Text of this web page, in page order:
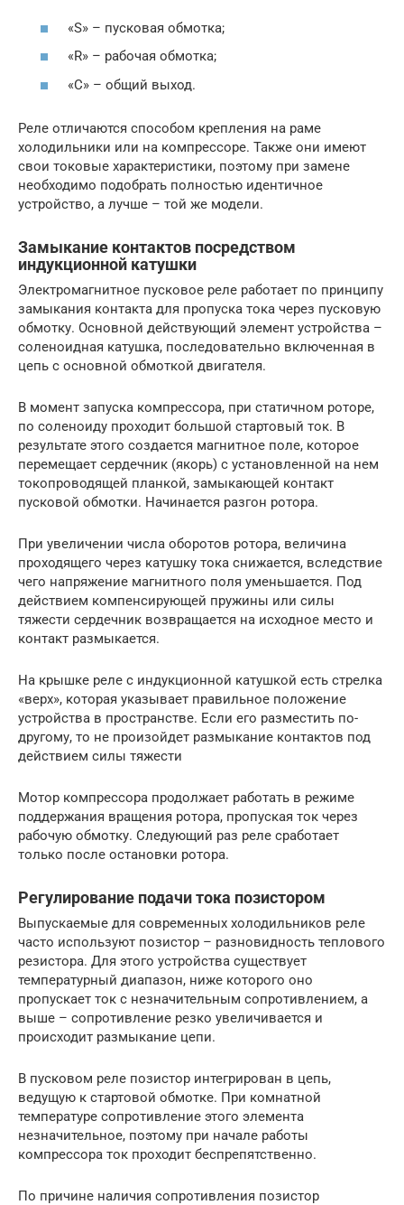
«S» – пусковая обмотка;
«R» – рабочая обмотка;
«C» – общий выход.
Реле отличаются способом крепления на раме
холодильники или на компрессоре. Также они имеют
свои токовые характеристики, поэтому при замене
необходимо подобрать полностью идентичное
устройство, а лучше – той же модели.
Замыкание контактов посредством
индукционной катушки
Электромагнитное пусковое реле работает по принципу
замыкания контакта для пропуска тока через пусковую
обмотку. Основной действующий элемент устройства –
соленоидная катушка, последовательно включенная в
цепь с основной обмоткой двигателя.
В момент запуска компрессора, при статичном роторе,
по соленоиду проходит большой стартовый ток. В
результате этого создается магнитное поле, которое
перемещает сердечник (якорь) с установленной на нем
токопроводящей планкой, замыкающей контакт
пусковой обмотки. Начинается разгон ротора.
При увеличении числа оборотов ротора, величина
проходящего через катушку тока снижается, вследствие
чего напряжение магнитного поля уменьшается. Под
действием компенсирующей пружины или силы
тяжести сердечник возвращается на исходное место и
контакт размыкается.
На крышке реле с индукционной катушкой есть стрелка
«верх», которая указывает правильное положение
устройства в пространстве. Если его разместить по-
другому, то не произойдет размыкание контактов под
действием силы тяжести
Мотор компрессора продолжает работать в режиме
поддержания вращения ротора, пропуская ток через
рабочую обмотку. Следующий раз реле сработает
только после остановки ротора.
Регулирование подачи тока позистором
Выпускаемые для современных холодильников реле
часто используют позистор – разновидность теплового
резистора. Для этого устройства существует
температурный диапазон, ниже которого оно
пропускает ток с незначительным сопротивлением, а
выше – сопротивление резко увеличивается и
происходит размыкание цепи.
В пусковом реле позистор интегрирован в цепь,
ведущую к стартовой обмотке. При комнатной
температуре сопротивление этого элемента
незначительное, поэтому при начале работы
компрессора ток проходит беспрепятственно.
По причине наличия сопротивления позистор